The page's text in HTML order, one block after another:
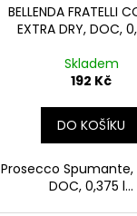
BELLENDA FRATELLI
EXTRA DRY, DOC,
Skladem
192 Kč
DO KOŠÍKU
Prosecco Spumante,
DOC, 0,375 l...